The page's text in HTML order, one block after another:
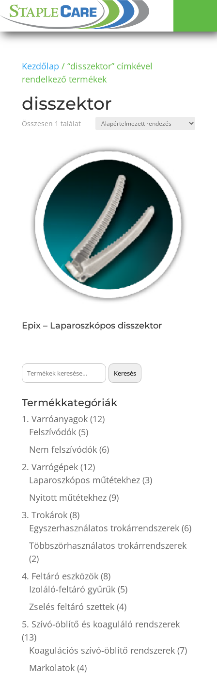
Kezdőlap / “disszektor” címkével
rendelkező termékek
disszektor
Összesen 1 találat
Epix – Laparoszkópos disszektor
Keresés
a
Keresés
Termékkategóriák
1. Varróanyagok (12)
Felszívódók (5)
Nem felszívódók (6)
2. Varrógépek (12)
Laparoszkópos műtétekhez (3)
Nyitott műtétekhez (9)
3. Trokárok (8)
Egyszerhasználatos trokárrendszerek (6)
Többszörhasználatos trokárrendszerek
(2)
4. Feltáró eszközök (8)
Izoláló-feltáró gyűrűk (5)
Zselés feltáró szettek (4)
5. Szívó-öblítő és koaguláló rendszerek
(13)
Koagulációs szívó-öblítő rendszerek (7)
Markolatok (4)